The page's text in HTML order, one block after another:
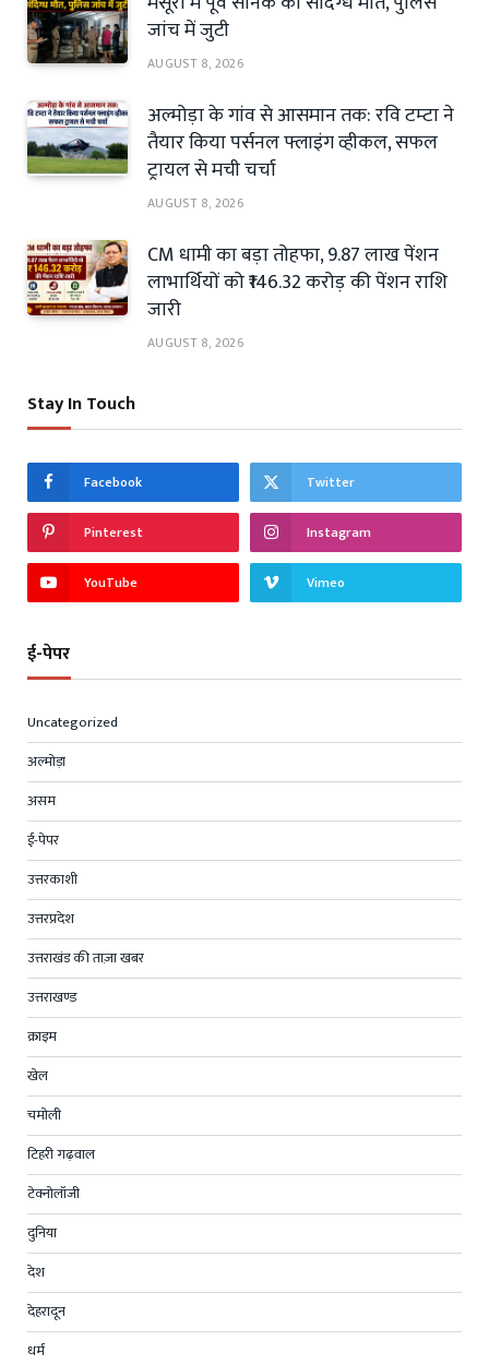
जांच में जुटी
AUGUST 8, 2026
अल्मोड़ा के गांव से आसमान तक: रवि टम्टा ने
तैयार किया पर्सनल फ्लाइंग व्हीकल, सफल
ट्रायल से मची चर्चा
AUGUST 8, 2026
CM धामी का बड़ा तोहफा, 9.87 लाख पेंशन
लाभार्थियों को ₹146.32 करोड़ की पेंशन राशि
जारी
AUGUST 8, 2026
Stay In Touch
Facebook Twitter
Pinterest Instagram
YouTube Vimeo
ई-पेपर
Uncategorized
अल्मोड़ा
असम
ई-पेपर
उत्तरकाशी
उत्तरप्रदेश
उत्तराखंड की ताज़ा खबर
उत्तराखण्ड
क्राइम
खेल
चमोली
टिहरी गढ़वाल
टेक्नोलॉजी
दुनिया
देश
देहरादून
धर्म